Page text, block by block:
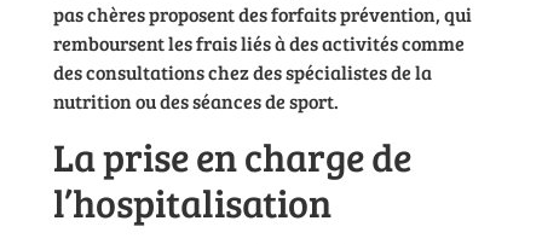
pas chères proposent des forfaits prévention, qui
remboursent les frais liés à des activités comme
des consultations chez des spécialistes de la
nutrition ou des séances de sport.
La prise en charge de
l’hospitalisation